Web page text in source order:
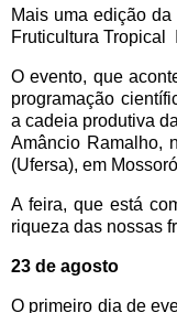
Mais uma edição
Fruticultura Tropical
O evento, que
programação
a cadeia produtiva
Amâncio Ramalho,
(Ufersa), em
A feira, que está
riqueza das nossas
23 de agosto
O primeiro dia de